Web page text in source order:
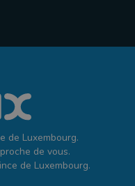
de Luxembourg.
de vous.
de Luxembourg.